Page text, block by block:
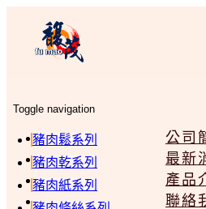
Toggle navigation
公司
最新
產品
聯絡
豬肉鬆系列
豬肉乾系列
豬肉紙系列